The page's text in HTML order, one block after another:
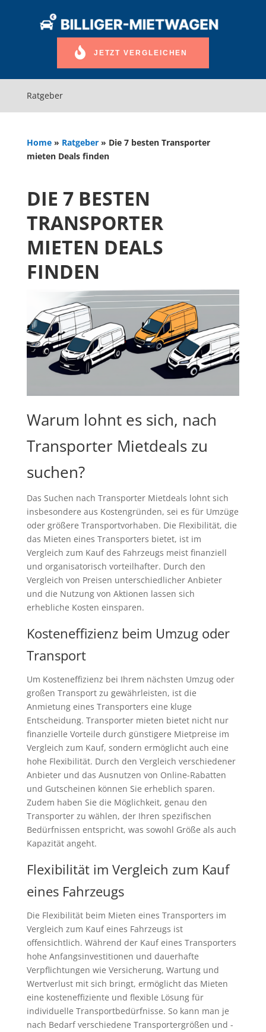
JETZT VERGLEICHEN
Ratgeber
Home» Ratgeber» Die 7 besten Transporter
mieten Deals finden
DIE 7 BESTEN
TRANSPORTER
MIETEN DEALS
FINDEN
Warum lohnt es sich, nach
Transporter Mietdeals zu
suchen?
Das Suchen nach Transporter Mietdeals lohnt sich
insbesondere aus Kostengründen, sei es für Umzüge
oder größere Transportvorhaben. Die Flexibilität, die
das Mieten eines Transporters bietet, ist im
Vergleich zum Kauf des Fahrzeugs meist finanziell
und organisatorisch vorteilhafter. Durch den
Vergleich von Preisen unterschiedlicher Anbieter
und die Nutzung von Aktionen lassen sich
erhebliche Kosten einsparen.
Kosteneffizienz beim Umzug oder
Transport
Um Kosteneffizienz bei Ihrem nächsten Umzug oder
großen Transport zu gewährleisten, ist die
Anmietung eines Transporters eine kluge
Entscheidung. Transporter mieten bietet nicht nur
finanzielle Vorteile durch günstigere Mietpreise im
Vergleich zum Kauf, sondern ermöglicht auch eine
hohe Flexibilität. Durch den Vergleich verschiedener
Anbieter und das Ausnutzen von Online-Rabatten
und Gutscheinen können Sie erheblich sparen.
Zudem haben Sie die Möglichkeit, genau den
Transporter zu wählen, der Ihren spezifischen
Bedürfnissen entspricht, was sowohl Größe als auch
Kapazität angeht.
Flexibilität im Vergleich zum Kauf
eines Fahrzeugs
Die Flexibilität beim Mieten eines Transporters im
Vergleich zum Kauf eines Fahrzeugs ist
offensichtlich. Während der Kauf eines Transporters
hohe Anfangsinvestitionen und dauerhafte
Verpflichtungen wie Versicherung, Wartung und
Wertverlust mit sich bringt, ermöglicht das Mieten
eine kosteneffiziente und flexible Lösung für
individuelle Transportbedürfnisse. So kann man je
nach Bedarf verschiedene Transportergrößen und -